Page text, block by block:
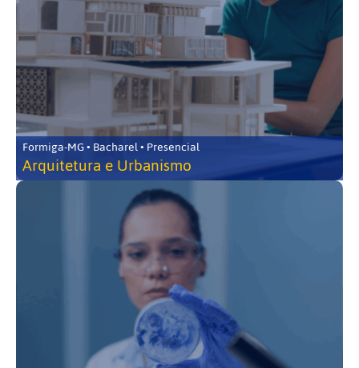
Formiga-MG • Bacharel • Presencial
Arquitetura e Urbanismo